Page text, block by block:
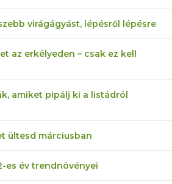
virágágyást, lépésről lépésre
az erkélyeden – csak ez kell
amiket pipálj ki a listádról
ültesd márciusban
es év trendnövényei